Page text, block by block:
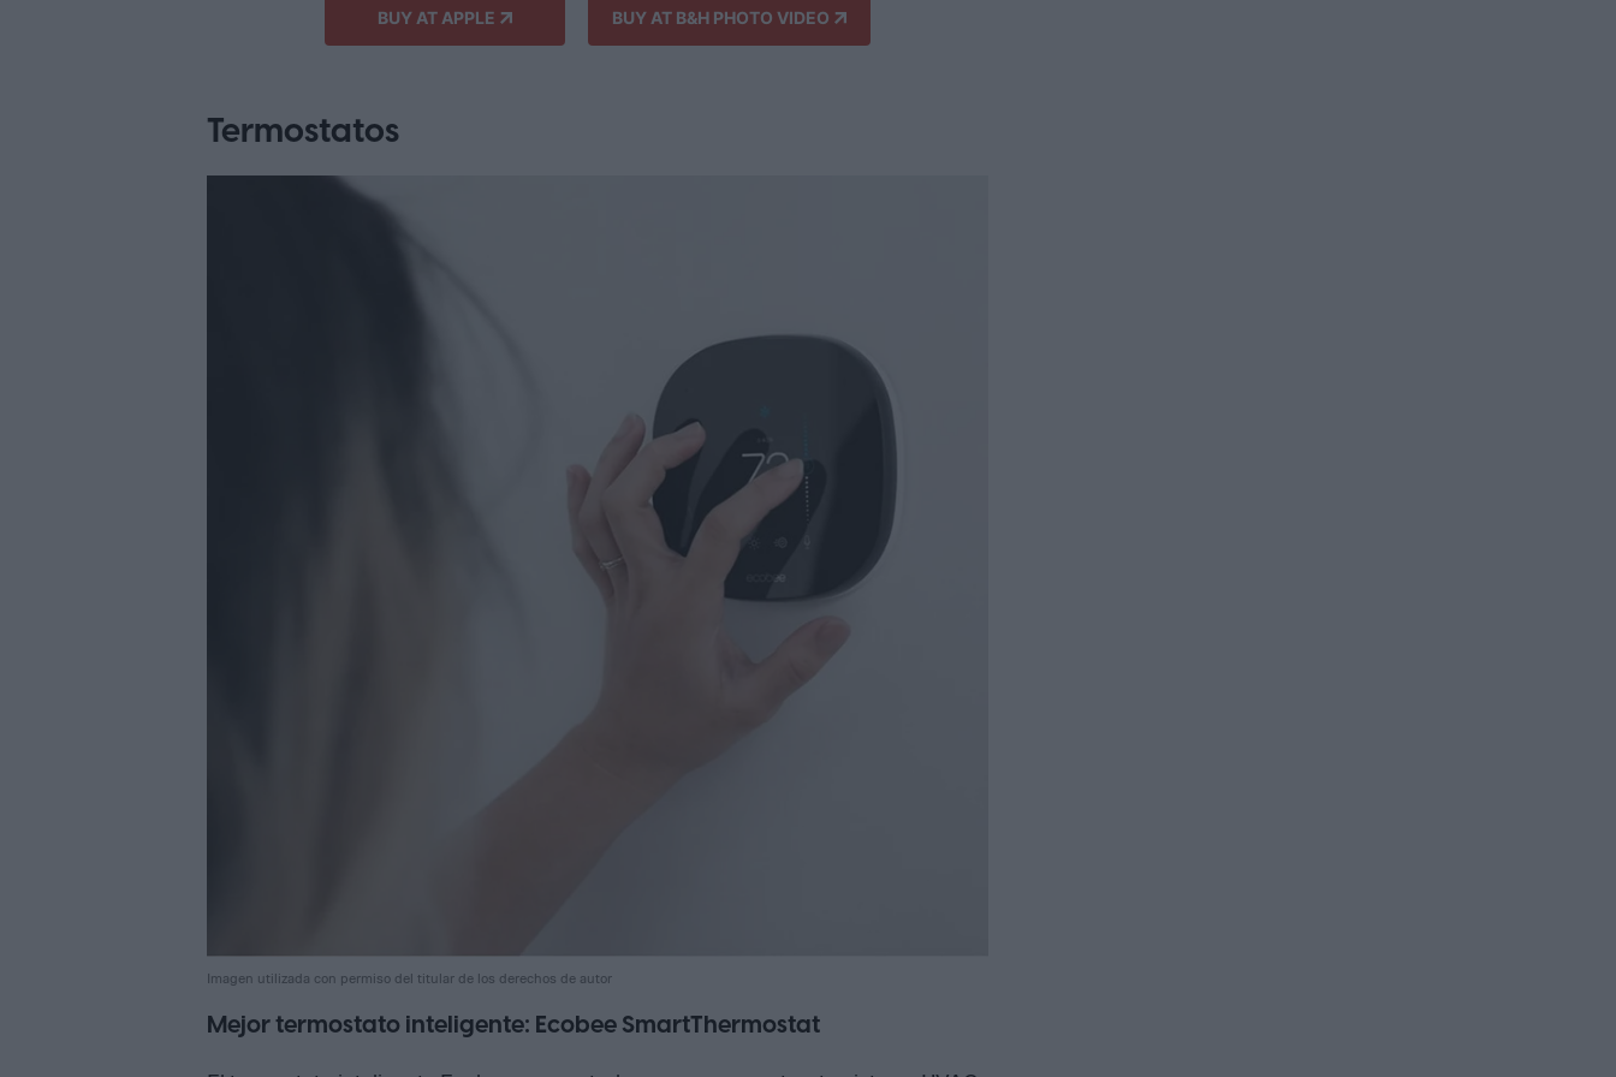
BUY AT APPLE BUY AT B&H PHOTO VIDEO
Termostatos
Imagen utilizada con permiso del titular de los derechos de autor
Mejor termostato inteligente: Ecobee SmartThermostat